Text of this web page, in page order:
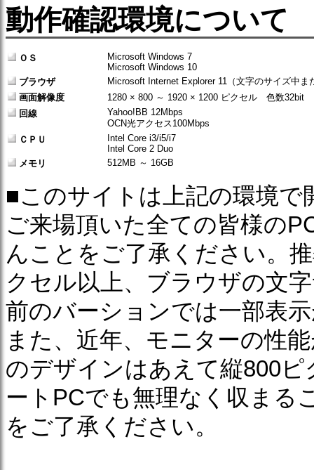
動作確認環境について
ＯＳ
Microsoft Windows 7
Microsoft Windows 10
ブラウザ
Microsoft Internet Explorer 11（文字のサイズ中ま
画面解像度
1280 × 800 ～ 1920 × 1200 ピクセル 色数32bit
回線
Yahoo!BB 12Mbps
OCN光アクセス100Mbps
ＣＰＵ
Intel Core i3/i5/i7
Intel Core 2 Duo
メモリ
512MB ～ 16GB
■このサイトは上記の環境で
ご来場頂いた全ての皆様の
んことをご了承ください。
クセル以上、ブラウザの文
前のバーションでは一部表
また、近年、モニターの性
のデザインはあえて縦800
ートPCでも無理なく収まる
をご了承ください。